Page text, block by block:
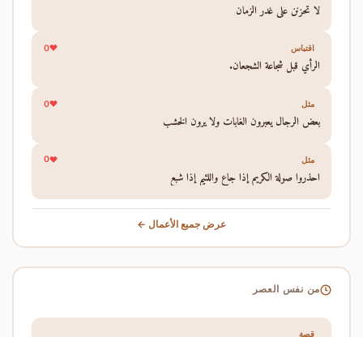
لا تحزنن على غدر الزمان
اقتباس 0
الرأي قبل شجاعة الشجعان.
مثل 0
بعض الرجال يعبرون الغابات ولا يرون الخشب
مثل 0
احذروا صولة الكريم إذا جاع واللئيم إذا شبع
عرض جميع الأعمال ←
من نفس العصر
قصة